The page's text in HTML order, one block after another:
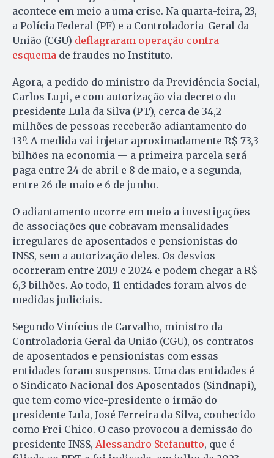
acontece em meio a uma crise. Na quarta-feira, 23,
a Polícia Federal (PF) e a Controladoria-Geral da
União (CGU) deflagraram operação contra
esquema de fraudes no Instituto.
Agora, a pedido do ministro da Previdência Social,
Carlos Lupi, e com autorização via decreto do
presidente Lula da Silva (PT), cerca de 34,2
milhões de pessoas receberão adiantamento do
13º. A medida vai injetar aproximadamente R$ 73,3
bilhões na economia — a primeira parcela será
paga entre 24 de abril e 8 de maio, e a segunda,
entre 26 de maio e 6 de junho.
O adiantamento ocorre em meio a investigações
de associações que cobravam mensalidades
irregulares de aposentados e pensionistas do
INSS, sem a autorização deles. Os desvios
ocorreram entre 2019 e 2024 e podem chegar a R$
6,3 bilhões. Ao todo, 11 entidades foram alvos de
medidas judiciais.
Segundo Vinícius de Carvalho, ministro da
Controladoria Geral da União (CGU), os contratos
de aposentados e pensionistas com essas
entidades foram suspensos. Uma das entidades é
o Sindicato Nacional dos Aposentados (Sindnapi),
que tem como vice-presidente o irmão do
presidente Lula, José Ferreira da Silva, conhecido
como Frei Chico. O caso provocou a demissão do
presidente INSS, Alessandro Stefanutto, que é